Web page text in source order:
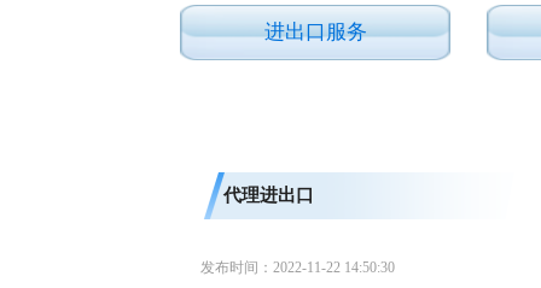
进出口服务
代理进出口
发布时间：2022-11-22 14:50:30